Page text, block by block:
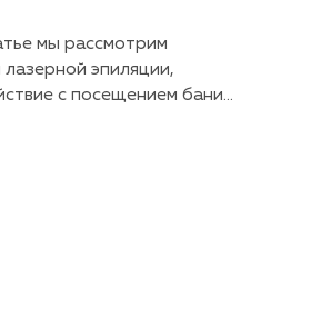
мы рассмотрим
эпиляции,
с посещением бани…